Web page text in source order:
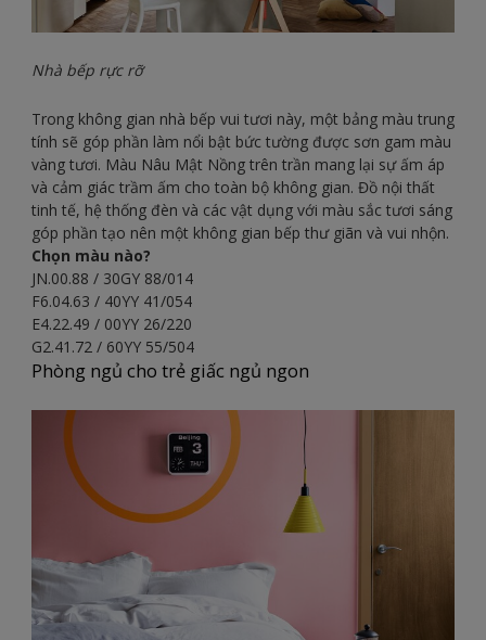
Nhà bếp rực rỡ
Trong không gian nhà bếp vui tươi này, một bảng màu trung
tính sẽ góp phần làm nổi bật bức tường được sơn gam màu
vàng tươi. Màu Nâu Mật Nồng trên trần mang lại sự ấm áp
và cảm giác trầm ấm cho toàn bộ không gian. Đồ nội thất
tinh tế, hệ thống đèn và các vật dụng với màu sắc tươi sáng
góp phần tạo nên một không gian bếp thư giãn và vui nhộn.
Chọn màu nào?
JN.00.88 / 30GY 88/014
F6.04.63 / 40YY 41/054
E4.22.49 / 00YY 26/220
G2.41.72 / 60YY 55/504
Phòng ngủ cho trẻ giấc ngủ ngon